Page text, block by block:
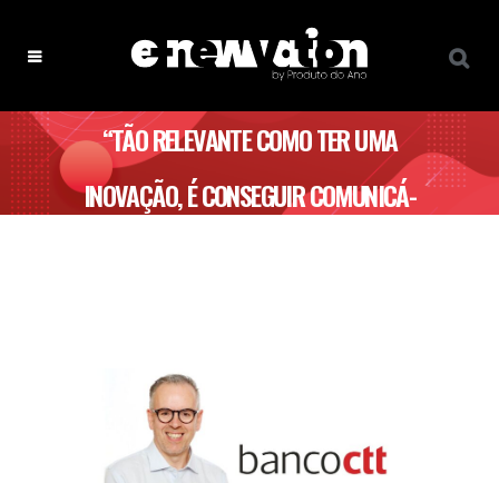
“TÃO RELEVANTE COMO TER UMA
INOVAÇÃO, É CONSEGUIR COMUNICÁ-